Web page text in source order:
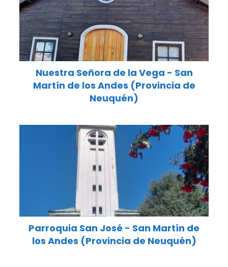
Nuestra Señora de la Vega - San
Martín de los Andes (Provincia de
Neuquén)
Parroquia San José - San Martín de
los Andes (Provincia de Neuquén)